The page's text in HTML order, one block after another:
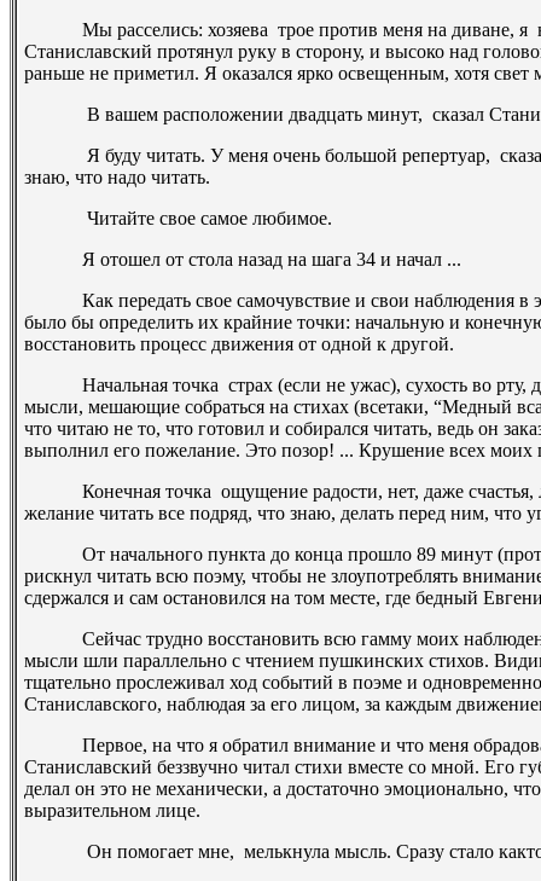
Мы расселись: хозяева ­ трое против меня на диване, я
Станиславский протянул руку в сторону, и высоко над
раньше не приметил. Я оказался ярко освещенным, хотя свет
В вашем расположении двадцать минут, ­ сказал
Я буду читать. У меня очень большой репертуар,
знаю, что надо читать.
­ Читайте свое самое любимое.
Я отошел от стола назад на шага 3­4 и начал ...
Как передать свое самочувствие и свои наблюдения в
было бы определить их крайние точки: начальную и
восстановить процесс движения от одной к другой.
Начальная точка ­ страх (если не ужас), сухость во рту,
мысли, мешающие собраться на стихах (все­таки, “Медный
что читаю не то, что готовил и собирался читать, ведь он
выполнил его пожелание. Это позор! ... Крушение всех моих
Конечная точка ­ ощущение радости, нет, даже счастья,
желание читать все подряд, что знаю, делать перед ним, что
От начального пункта до конца прошло 8­9 минут
рискнул читать всю поэму, чтобы не злоупотреблять
сдержался и сам остановился на том месте, где бедный
Сейчас трудно восстановить всю гамму моих
мысли шли параллельно с чтением пушкинских стихов.
тщательно прослеживал ход событий в поэме и
Станиславского, наблюдая за его лицом, за каждым
Первое, на что я обратил внимание и что меня
Станиславский беззвучно читал стихи вместе со мной. Его
делал он это не механически, а достаточно эмоционально,
выразительном лице.
Он помогает мне, ­ мелькнула мысль. Сразу стало как­то